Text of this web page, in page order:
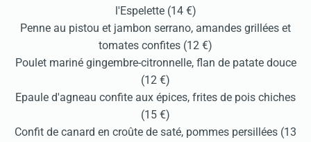
l'Espelette (14 €)
Penne au pistou et jambon serrano, amandes grillées et
tomates confites (12 €)
Poulet mariné gingembre-citronnelle, flan de patate douce
(12 €)
Epaule d'agneau confite aux épices, frites de pois chiches
(15 €)
Confit de canard en croûte de saté, pommes persillées (13